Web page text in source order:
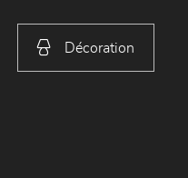
Décoration